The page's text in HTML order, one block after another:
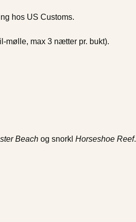
hos US Customs.
mølle, max 3 nætter pr. bukt).
Beach og snorkl Horseshoe Reef.